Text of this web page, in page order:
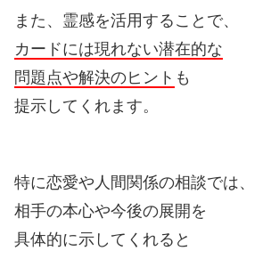
また、霊感を活用することで、
カードには現れない潜在的な
問題点や解決のヒント も
提示してくれます。
特に恋愛や人間関係の相談では、
相手の本心や今後の展開を
具体的に示してくれると